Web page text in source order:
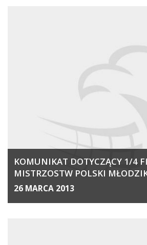
KOMUNIKAT DOTYCZĄCY 1/4
MISTRZOSTW POLSKI
26 MARCA 2013